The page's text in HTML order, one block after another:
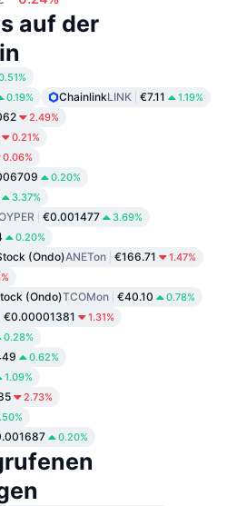
auf der
0.19% ChainlinkLINK €7.11 1.19%
2.49%
0.21%
0.06%
0.20%
3.37%
€0.001477 3.69%
0.20%
(Ondo)ANETon €166.71 1.47%
(Ondo)TCOMon €40.10 0.78%
€0.00001381 1.31%
0.28%
0.62%
1.09%
2.73%
0.20%